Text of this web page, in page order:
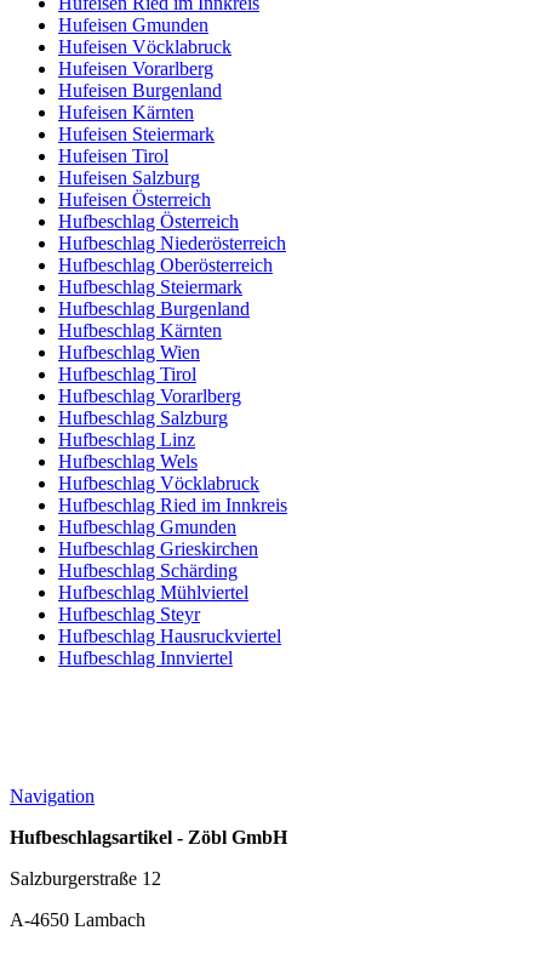
Hufeisen Gmunden
Hufeisen Vöcklabruck
Hufeisen Vorarlberg
Hufeisen Burgenland
Hufeisen Kärnten
Hufeisen Steiermark
Hufeisen Tirol
Hufeisen Salzburg
Hufeisen Österreich
Hufbeschlag Österreich
Hufbeschlag Niederösterreich
Hufbeschlag Oberösterreich
Hufbeschlag Steiermark
Hufbeschlag Burgenland
Hufbeschlag Kärnten
Hufbeschlag Wien
Hufbeschlag Tirol
Hufbeschlag Vorarlberg
Hufbeschlag Salzburg
Hufbeschlag Linz
Hufbeschlag Wels
Hufbeschlag Vöcklabruck
Hufbeschlag Ried im Innkreis
Hufbeschlag Gmunden
Hufbeschlag Grieskirchen
Hufbeschlag Schärding
Hufbeschlag Mühlviertel
Hufbeschlag Steyr
Hufbeschlag Hausruckviertel
Hufbeschlag Innviertel
Navigation
Hufbeschlagsartikel - Zöbl GmbH
Salzburgerstraße 12
A-4650 Lambach